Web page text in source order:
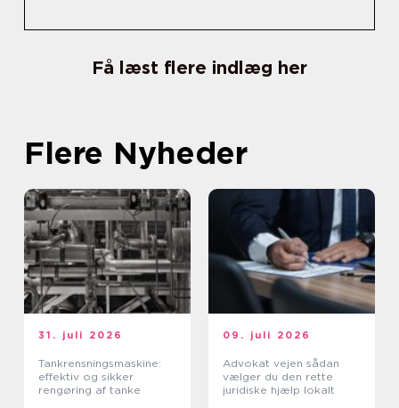
Få læst flere indlæg her
Flere Nyheder
31. juli 2026
Tankrensningsmaskine:
effektiv og sikker
rengøring af tanke
09. juli 2026
Advokat vejen sådan
vælger du den rette
juridiske hjælp lokalt